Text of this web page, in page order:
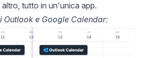
tutto in un'unica app.
Outlook e Google Calendar: